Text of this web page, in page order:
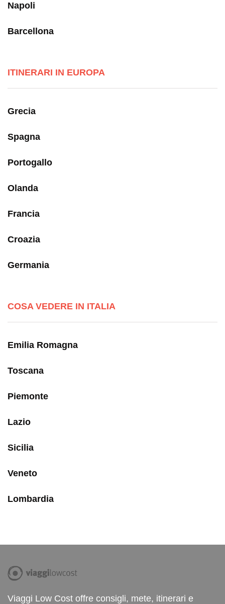
Napoli
Barcellona
ITINERARI IN EUROPA
Grecia
Spagna
Portogallo
Olanda
Francia
Croazia
Germania
COSA VEDERE IN ITALIA
Emilia Romagna
Toscana
Piemonte
Lazio
Sicilia
Veneto
Lombardia
Viaggi Low Cost offre consigli, mete, itinerari e